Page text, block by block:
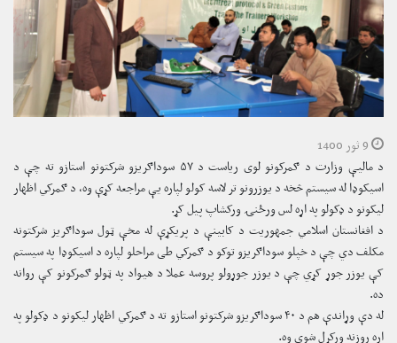
د مالیې وزارت د ګمرکونو لوی ریاست د ۵۷ سوداګریزو شرکتونو استازو ته چې د
اسیکوډا له سیستم څخه د یوزرونو تر لاسه کولو لپاره یې مراجعه کړې وه، د ګمرکي اظهار
لیکونو د ډکولو په اړه لس ورځنۍ ورکشاپ پیل کړ.
د افغانستان اسلامي جمهوریت د کابینې د پریکړې له مخې ټول سوداګریز شرکتونه
مکلف دي چې د خپلو سوداګریزو توکو د ګمرکي طی مراحلو لپاره د اسیکوډا په سیستم
کې یوزر جوړ کړي چې د یوزر جوړولو پروسه عملا د هیواد په ټولو ګمرکونو کې روانه
ده.
له دې وړاندې هم د ۴۰ سوداګریزو شرکتونو استازو ته د ګمرکي اظهار لیکونو د ډکولو په
اړه روزنه ورکړل شوې وه.